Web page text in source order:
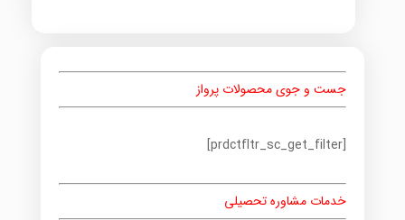
جست و جوی محصولات پرواز
[prdctfltr_sc_get_filter]
خدمات مشاوره تحصیلی